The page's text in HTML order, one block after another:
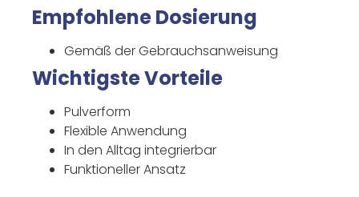
Empfohlene Dosierung
Gemäß der Gebrauchsanweisung
Wichtigste Vorteile
Pulverform
Flexible Anwendung
In den Alltag integrierbar
Funktioneller Ansatz